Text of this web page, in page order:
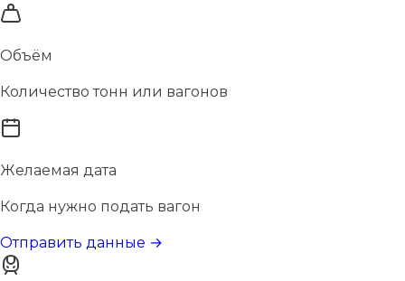
Объём
Количество тонн или вагонов
Желаемая дата
Когда нужно подать вагон
Отправить данные →